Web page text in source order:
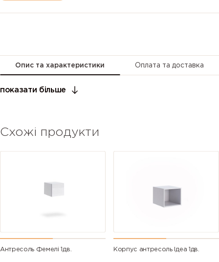
Опис та характеристики Оплата та доставка
показати більше
Схожі продукти
Антресоль Фемелі 1дв. Корпус антресоль Ідеа 1дв.